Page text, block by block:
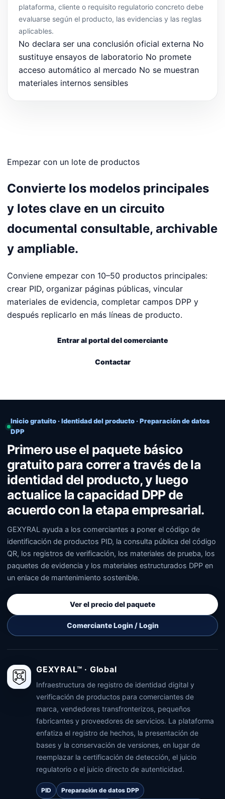
plataforma, cliente o requisito regulatorio concreto debe
evaluarse según el producto, las evidencias y las reglas
aplicables.
No declara ser una conclusión oficial externa No
sustituye ensayos de laboratorio No promete
acceso automático al mercado No se muestran
materiales internos sensibles
Empezar con un lote de productos
Convierte los modelos principales
y lotes clave en un circuito
documental consultable, archivable
y ampliable.
Conviene empezar con 10–50 productos principales:
crear PID, organizar páginas públicas, vincular
materiales de evidencia, completar campos DPP y
después replicarlo en más líneas de producto.
Entrar al portal del comerciante
Contactar
Inicio gratuito · Identidad del producto · Preparación de datos
DPP
Primero use el paquete básico
gratuito para correr a través de la
identidad del producto, y luego
actualice la capacidad DPP de
acuerdo con la etapa empresarial.
GEXYRAL ayuda a los comerciantes a poner el código de
identificación de productos PID, la consulta pública del código
QR, los registros de verificación, los materiales de prueba, los
paquetes de evidencia y los materiales estructurados DPP en
un enlace de mantenimiento sostenible.
Ver el precio del paquete
Comerciante Login / Login
GEXYRAL™ · Global
Infraestructura de registro de identidad digital y
verificación de productos para comerciantes de
marca, vendedores transfronterizos, pequeños
fabricantes y proveedores de servicios. La plataforma
enfatiza el registro de hechos, la presentación de
bases y la conservación de versiones, en lugar de
reemplazar la certificación de detección, el juicio
regulatorio o el juicio directo de autenticidad.
PID Preparación de datos DPP